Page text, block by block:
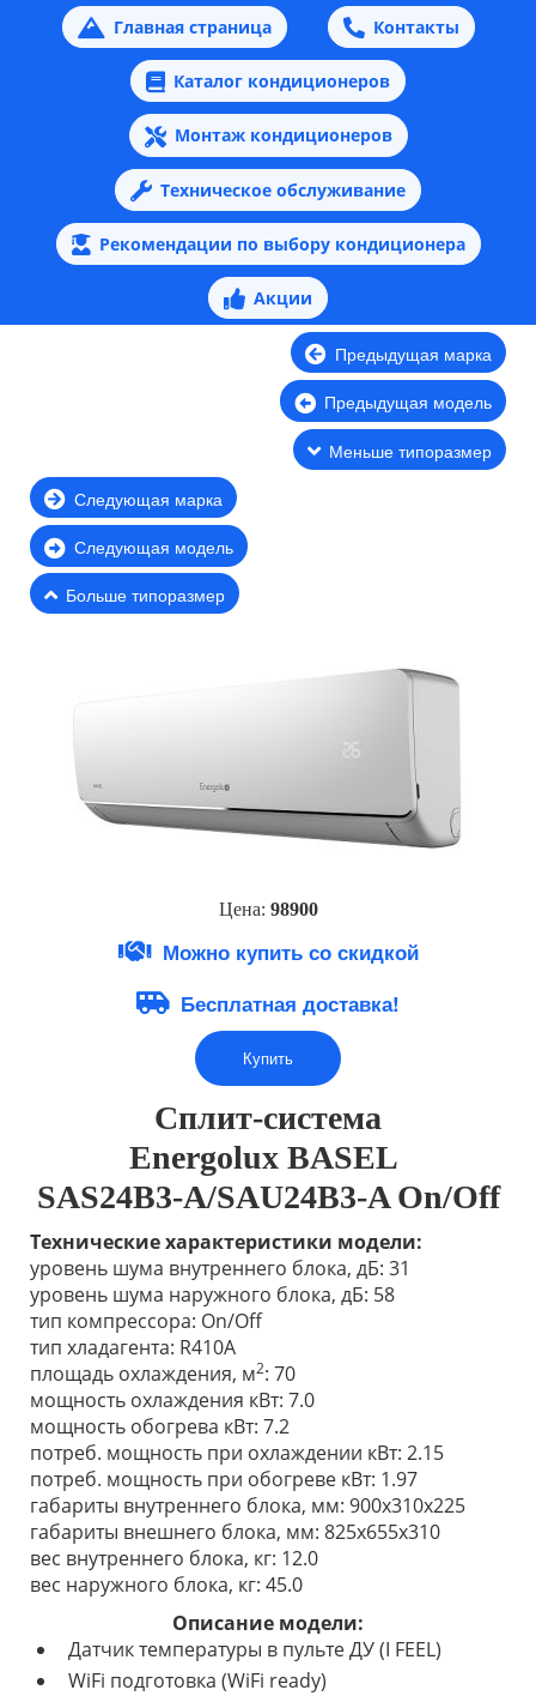
Главная страница Контакты
Каталог кондиционеров
Монтаж кондиционеров
Техническое обслуживание
Рекомендации по выбору кондиционера
Акции
Предыдущая марка
Предыдущая модель
Меньше типоразмер
Следующая марка
Следующая модель
Больше типоразмер
Цена: 98900
Можно купить со скидкой
Бесплатная доставка!
Купить
Сплит-система
Energolux BASEL
SAS24B3-A/SAU24B3-A On/Off
Технические характеристики модели:
уровень шума внутреннего блока, дБ: 31
уровень шума наружного блока, дБ: 58
тип компрессора: On/Off
тип хладагента: R410A
площадь охлаждения, м2: 70
мощность охлаждения кВт: 7.0
мощность обогрева кВт: 7.2
потреб. мощность при охлаждении кВт: 2.15
потреб. мощность при обогреве кВт: 1.97
габариты внутреннего блока, мм: 900x310x225
габариты внешнего блока, мм: 825х655х310
вес внутреннего блока, кг: 12.0
вес наружного блока, кг: 45.0
Описание модели:
Датчик температуры в пульте ДУ (I FEEL)
WiFi подготовка (WiFi ready)